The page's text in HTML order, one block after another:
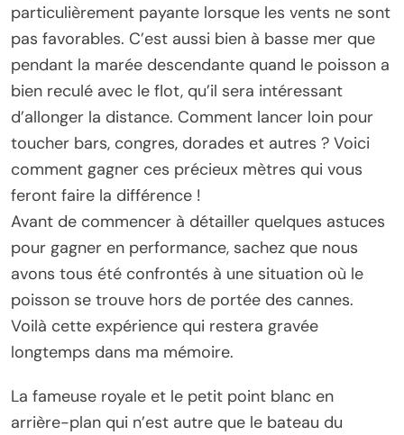
particulièrement payante lorsque les vents ne sont
pas favorables. C’est aussi bien à basse mer que
pendant la marée descendante quand le poisson a
bien reculé avec le flot, qu’il sera intéressant
d’allonger la distance. Comment lancer loin pour
toucher bars, congres, dorades et autres ? Voici
comment gagner ces précieux mètres qui vous
feront faire la différence !
Avant de commencer à détailler quelques astuces
pour gagner en performance, sachez que nous
avons tous été confrontés à une situation où le
poisson se trouve hors de portée des cannes.
Voilà cette expérience qui restera gravée
longtemps dans ma mémoire.
La fameuse royale et le petit point blanc en
arrière-plan qui n’est autre que le bateau du